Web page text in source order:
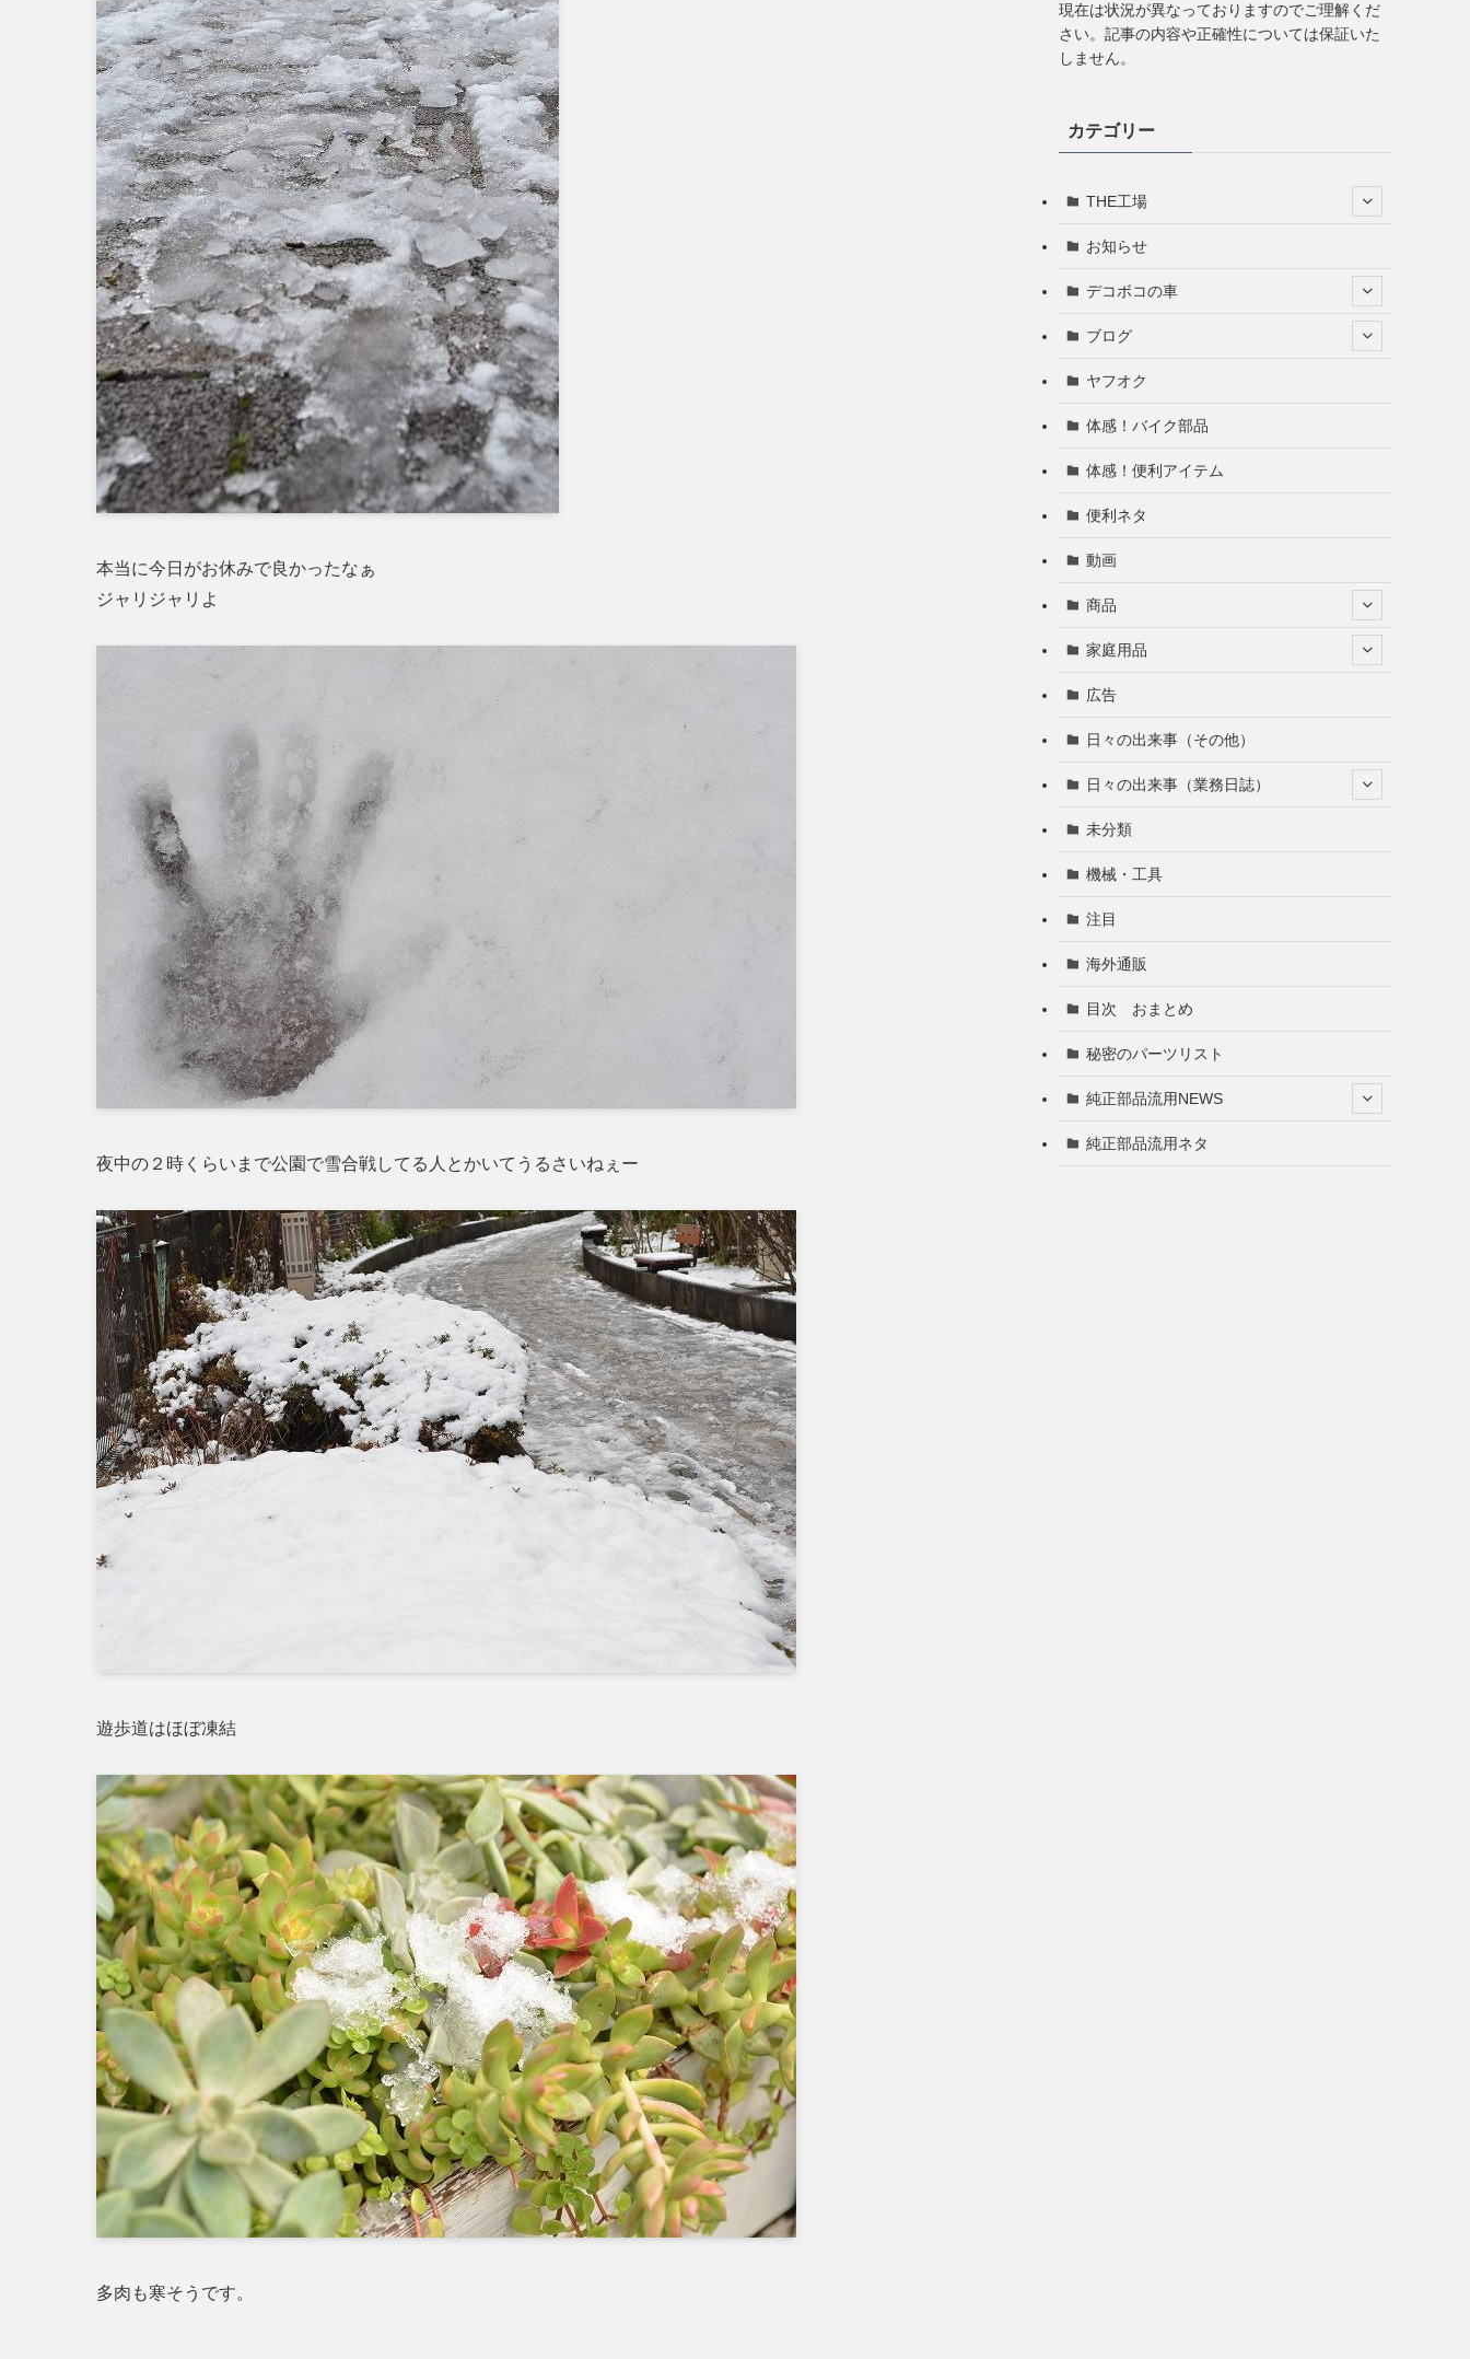
本当に今日がお休みで良かったなぁ
ジャリジャリよ
夜中の２時くらいまで公園で雪合戦してる人とかいてうるさいねぇー
遊歩道はほぼ凍結
多肉も寒そうです。
現在は状況が異なっておりますのでご理解くだ
さい。記事の内容や正確性については保証いた
しません。
カテゴリー
THE工場
お知らせ
デコボコの車
ブログ
ヤフオク
体感！バイク部品
体感！便利アイテム
便利ネタ
動画
商品
家庭用品
広告
日々の出来事（その他）
日々の出来事（業務日誌）
未分類
機械・工具
注目
海外通販
目次 おまとめ
秘密のパーツリスト
純正部品流用NEWS
純正部品流用ネタ